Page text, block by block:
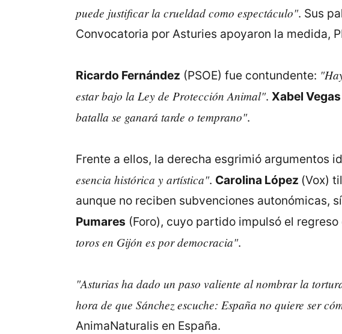
puede justificar la crueldad como espectáculo". Sus
Convocatoria por Asturies apoyaron la medida,
Ricardo Fernández (PSOE) fue contundente:
estar bajo la Ley de Protección Animal". Xabel Vegas
batalla se ganará tarde o temprano".
Frente a ellos, la derecha esgrimió argumentos
esencia histórica y artística". Carolina López (Vox)
aunque no reciben subvenciones autonómicas,
Pumares (Foro), cuyo partido impulsó el
toros en Gijón es por democracia".
"Asturias ha dado un paso valiente al nombrar la
hora de que Sánchez escuche: España no quiere ser
AnimaNaturalis en España.